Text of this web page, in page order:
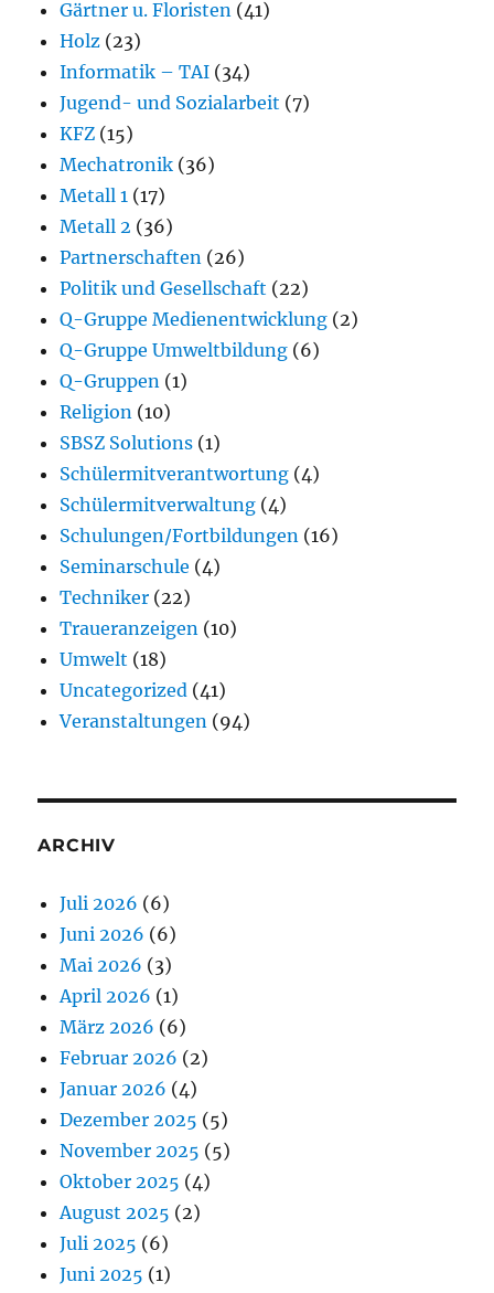
Gärtner u. Floristen (41)
Holz (23)
Informatik – TAI (34)
Jugend- und Sozialarbeit (7)
KFZ (15)
Mechatronik (36)
Metall 1 (17)
Metall 2 (36)
Partnerschaften (26)
Politik und Gesellschaft (22)
Q-Gruppe Medienentwicklung (2)
Q-Gruppe Umweltbildung (6)
Q-Gruppen (1)
Religion (10)
SBSZ Solutions (1)
Schülermitverantwortung (4)
Schülermitverwaltung (4)
Schulungen/Fortbildungen (16)
Seminarschule (4)
Techniker (22)
Traueranzeigen (10)
Umwelt (18)
Uncategorized (41)
Veranstaltungen (94)
ARCHIV
Juli 2026 (6)
Juni 2026 (6)
Mai 2026 (3)
April 2026 (1)
März 2026 (6)
Februar 2026 (2)
Januar 2026 (4)
Dezember 2025 (5)
November 2025 (5)
Oktober 2025 (4)
August 2025 (2)
Juli 2025 (6)
Juni 2025 (1)